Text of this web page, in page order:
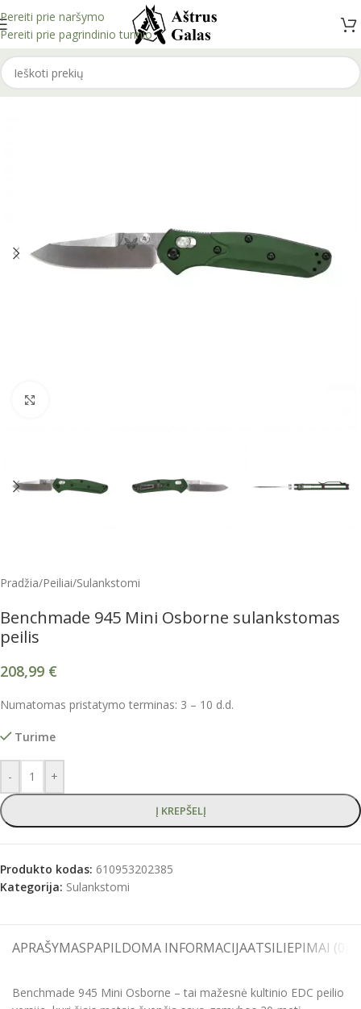
Pereiti prie naršymo
Pereiti prie pagrindinio turinio
Pradžia/Peiliai/Sulankstomi
Benchmade 945 Mini Osborne sulankstomas
peilis
208,99 €
Numatomas pristatymo terminas: 3 – 10 d.d.
Turime
- +
Į KREPŠELĮ
Produkto kodas: 610953202385
Kategorija: Sulankstomi
APRAŠYMASPAPILDOMA INFORMACIJAATSILIEPIMAI (0)
Benchmade 945 Mini Osborne – tai mažesnė kultinio EDC peilio